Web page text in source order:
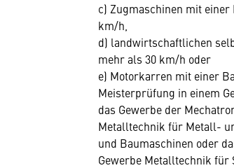
c) Zugmaschinen mit
km/h,
d) landwirtschaftlichen
mehr als 30 km/h oder
e) Motorkarren mit einer
Meisterprüfung in einem
das Gewerbe der
Metalltechnik für Metall-
und Baumaschinen oder
Gewerbe Metalltechnik für